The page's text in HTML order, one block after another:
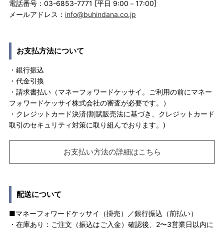
電話番号：03-6853-7771 [平日 9:00－17:00]
メールアドレス： info@buhindana.co.jp
お支払方法について
・銀行振込
・代金引換
・請求書払い（マネーフォワードケッサイ。ご利用の前にマネー
フォワードケッサイ株式会社の審査が必要です。）
・クレジットカード決済(割賦販売法に基づき、クレジットカード
取引のセキュリティ対策に取り組んでおります。)
お支払い方法の詳細はこちら
配送について
■マネーフォワードケッサイ（掛売）／銀行振込（前払い）
・在庫あり：ご注文（振込はご入金）確認後、2〜3営業日以内に